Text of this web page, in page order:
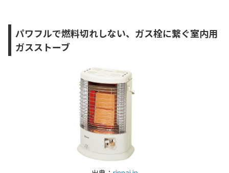
パワフルで燃料切れしない、ガス栓に繋ぐ室内用
ガスストーブ